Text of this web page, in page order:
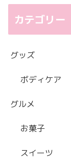
カテゴリー
グッズ
ボディケア
グルメ
お菓子
スイーツ